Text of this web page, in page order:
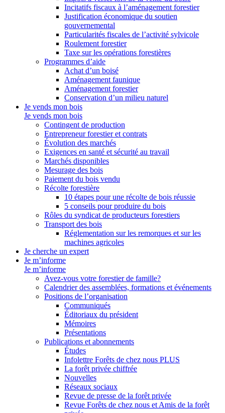
Incitatifs fiscaux à l’aménagement forestier
Justification économique du soutien
gouvernemental
Particularités fiscales de l’activité sylvicole
Roulement forestier
Taxe sur les opérations forestières
Programmes d’aide
Achat d’un boisé
Aménagement faunique
Aménagement forestier
Conservation d’un milieu naturel
Je vends mon bois
Je vends mon bois
Contingent de production
Entrepreneur forestier et contrats
Évolution des marchés
Exigences en santé et sécurité au travail
Marchés disponibles
Mesurage des bois
Paiement du bois vendu
Récolte forestière
10 étapes pour une récolte de bois réussie
5 conseils pour produire du bois
Rôles du syndicat de producteurs forestiers
Transport des bois
Réglementation sur les remorques et sur les
machines agricoles
Je cherche un expert
Je m’informe
Je m’informe
Avez-vous votre forestier de famille?
Calendrier des assemblées, formations et événements
Positions de l’organisation
Communiqués
Éditoriaux du président
Mémoires
Présentations
Publications et abonnements
Études
Infolettre Forêts de chez nous PLUS
La forêt privée chiffrée
Nouvelles
Réseaux sociaux
Revue de presse de la forêt privée
Revue Forêts de chez nous et Amis de la forêt